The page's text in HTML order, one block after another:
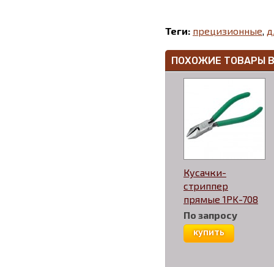
Теги: прецизионные,
ПОХОЖИЕ ТОВАРЫ
Кусачки-
стриппер
прямые 1PK-708
По запросу
купить